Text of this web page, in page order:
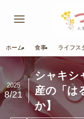
ホーム 食事 ライフス
シャキシ
産の「は
か】
2025
8/21